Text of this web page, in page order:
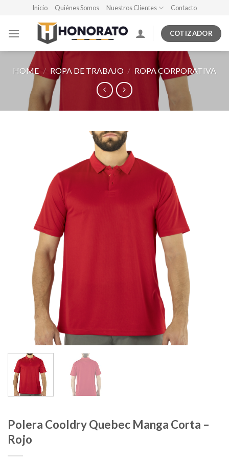
content
Inicio Quiénes Somos Nuestros Clientes Contacto
COTIZADOR
HOME / ROPA DE TRABAJO / ROPA CORPORATIVA
Polera Cooldry Quebec Manga Corta –
Rojo